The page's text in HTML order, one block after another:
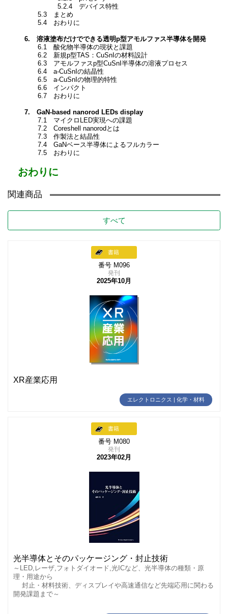
5.2.4 デバイス特性
5.3 まとめ
5.4 おわりに
6. 溶液塗布だけでできる透明p型アモルファス半導体を開発
6.1 酸化物半導体の現状と課題
6.2 新規p型TAS：CuSnIの材料設計
6.3 アモルファスp型CuSnI半導体の溶液プロセス
6.4 a-CuSnIの結晶性
6.5 a-CuSnIの物理的特性
6.6 インパクト
6.7 おわりに
7. GaN-based nanorod LEDs display
7.1 マイクロLED実現への課題
7.2 Coreshell nanorodとは
7.3 作製法と結晶性
7.4 GaNベース半導体によるフルカラー
7.5 おわりに
おわりに
関連商品
すべて
書籍
番号 M096
発刊
2025年10月
XR産業応用
エレクトロニクス | 化学・材料
書籍
番号 M080
発刊
2023年02月
光半導体とそのパッケージング・封止技術
～LED,レーザ,フォトダイオード,光ICなど、光半導体の種類・原
理・用途から
封止・材料技術、ディスプレイや高速通信など先端応用に関わる
開発課題まで～